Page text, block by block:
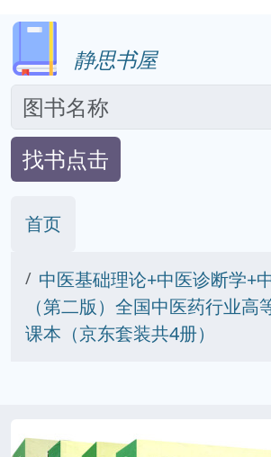
静思书屋
找书点击
首页
中医基础理论+中医诊断学+
（第二版）全国中医药行业高
课本（京东套装共4册）